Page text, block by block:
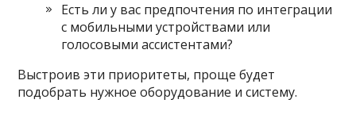
Есть ли у вас предпочтения по интеграции
с мобильными устройствами или
голосовыми ассистентами?
Выстроив эти приоритеты, проще будет
подобрать нужное оборудование и систему.